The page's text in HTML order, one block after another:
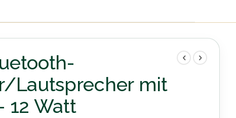
Lautsprecher mit
12 Watt